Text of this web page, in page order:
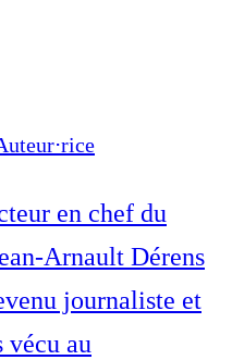
en chef du
Arnault Dérens
journaliste et
vécu au